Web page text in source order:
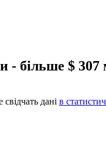
- більше $ 307
дані в